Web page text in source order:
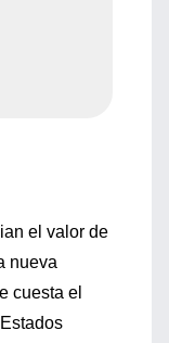
el valor de
nueva
cuesta el